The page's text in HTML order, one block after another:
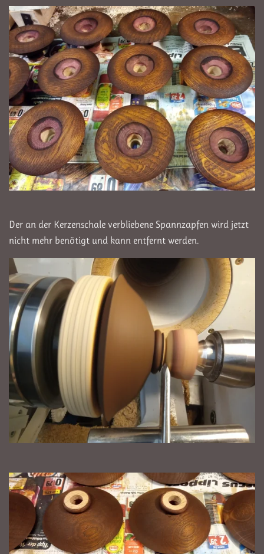
Der an der Kerzenschale verbliebene Spannzapfen wird jetzt
nicht mehr benötigt und kann entfernt werden.